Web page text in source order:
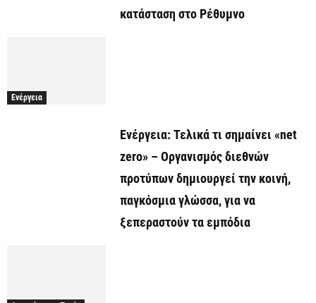
κατάσταση στο Ρέθυμνο
Ενέργεια
Ενέργεια: Τελικά τι σημαίνει «net
zero» – Οργανισμός διεθνών
προτύπων δημιουργεί την κοινή,
παγκόσμια γλώσσα, για να
ξεπεραστούν τα εμπόδια